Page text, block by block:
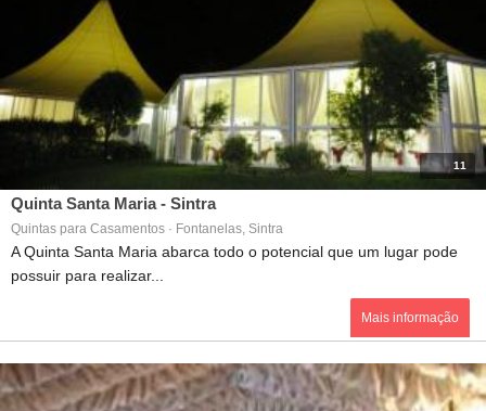
11
Quinta Santa Maria - Sintra
Quintas para Casamentos · Fontanelas, Sintra
A Quinta Santa Maria abarca todo o potencial que um lugar pode
possuir para realizar...
Mais informação